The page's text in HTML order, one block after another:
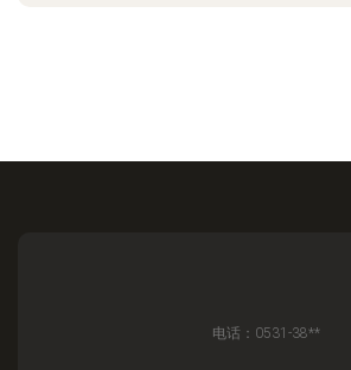
电话：0531-38**